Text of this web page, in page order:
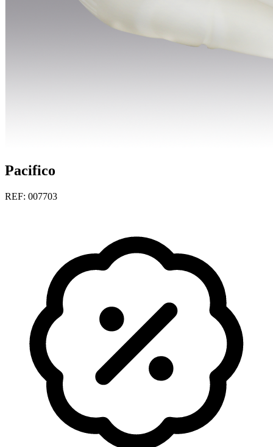
Pacifico
REF: 007703